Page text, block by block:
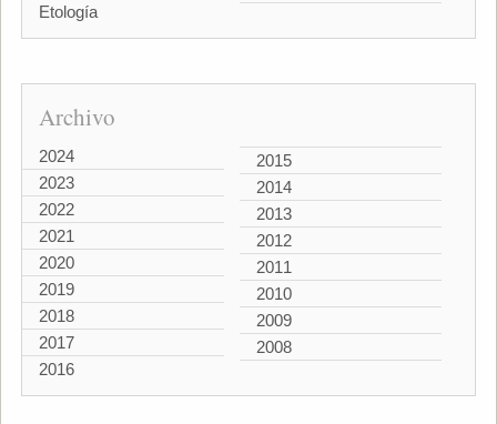
Etología
Archivo
2024
2023
2022
2021
2020
2019
2018
2017
2016
2015
2014
2013
2012
2011
2010
2009
2008